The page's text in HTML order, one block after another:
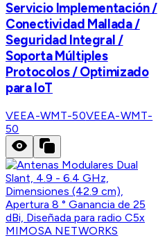
Servicio Implementación /
Conectividad Mallada /
Seguridad Integral /
Soporta Múltiples
Protocolos / Optimizado
para IoT
VEEA-WMT-50VEEA-WMT-
50
MIMOSA NETWORKS